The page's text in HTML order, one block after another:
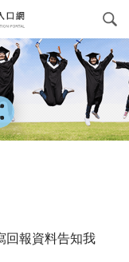
略過字型切
回報資料告知我